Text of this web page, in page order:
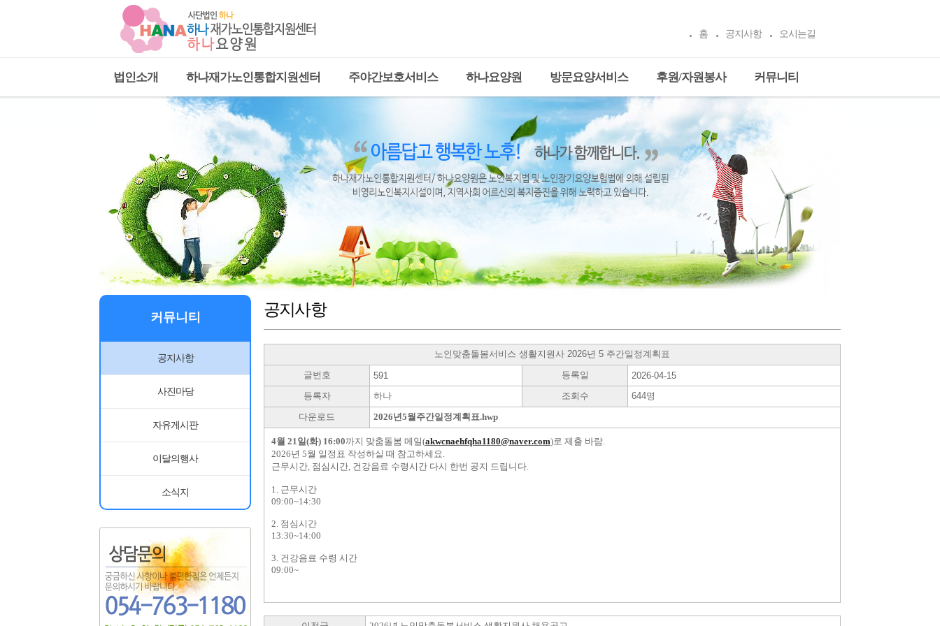
홈 공지사항 오시는길
법인소개 하나재가노인통합지원센터 주야간보호서비스 하나요양원 방문요양서비스 후원/자원봉사 커뮤니티
커뮤니티
공지사항
사진마당
자유게시판
이달의행사
소식지
공지사항
노인맞춤돌봄서비스 생활지원사 2026년 5 주간일정계획표
글번호
591 등록일
2026-04-15
등록자
하나 조회수
644명
다운로드
2026년5월주간일정계획표.hwp
4월 21일(화) 16:00까지 맞춤돌봄 메일(akwcnaehfqha1180@naver.com)로 제출 바람.
2026년 5월 일정표 작성하실 때 참고하세요.
근무시간, 점심시간, 건강음료 수령시간 다시 한번 공지 드립니다.
1. 근무시간
09:00~14:30
2. 점심시간
13:30~14:00
3. 건강음료 수령 시간
09:00~